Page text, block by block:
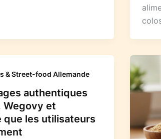
& Street-food Allemande
authentiques
Wegovy et
que les utilisateurs